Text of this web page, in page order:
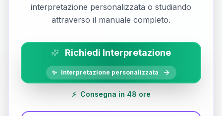
interpretazione personalizzata o studiando
attraverso il manuale completo.
Richiedi Interpretazione
✨ Interpretazione personalizzata
⚡ Consegna in 48 ore